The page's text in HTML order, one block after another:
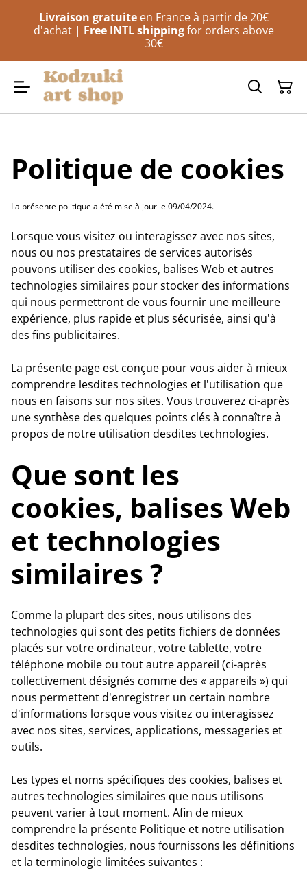
Livraison gratuiteen France à partir de 20€
d'achat | Free INTL shippingfor orders above
30€
Politique de cookies
La présente politique a été mise à jour le 09/04/2024.
Lorsque vous visitez ou interagissez avec nos sites,
nous ou nos prestataires de services autorisés
pouvons utiliser des cookies, balises Web et autres
technologies similaires pour stocker des informations
qui nous permettront de vous fournir une meilleure
expérience, plus rapide et plus sécurisée, ainsi qu'à
des fins publicitaires.
La présente page est conçue pour vous aider à mieux
comprendre lesdites technologies et l'utilisation que
nous en faisons sur nos sites. Vous trouverez ci-après
une synthèse des quelques points clés à connaître à
propos de notre utilisation desdites technologies.
Que sont les
cookies, balises Web
et technologies
similaires ?
Comme la plupart des sites, nous utilisons des
technologies qui sont des petits fichiers de données
placés sur votre ordinateur, votre tablette, votre
téléphone mobile ou tout autre appareil (ci-après
collectivement désignés comme des « appareils ») qui
nous permettent d'enregistrer un certain nombre
d'informations lorsque vous visitez ou interagissez
avec nos sites, services, applications, messageries et
outils.
Les types et noms spécifiques des cookies, balises et
autres technologies similaires que nous utilisons
peuvent varier à tout moment. Afin de mieux
comprendre la présente Politique et notre utilisation
desdites technologies, nous fournissons les définitions
et la terminologie limitées suivantes :